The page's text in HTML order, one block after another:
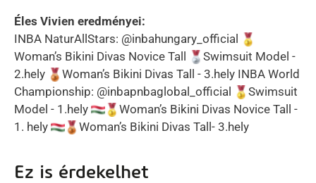
Éles Vivien eredményei:
INBA NaturAllStars: @inbahungary_official
Woman’s Bikini Divas Novice Tall
Swimsuit Model -
2.hely
Woman’s Bikini Divas Tall - 3.hely INBA World
Championship: @inbapnbaglobal_official
Swimsuit
Model - 1.hely
Woman’s Bikini Divas Novice Tall -
1. hely
Woman’s Bikini Divas Tall- 3.hely
Ez is érdekelhet